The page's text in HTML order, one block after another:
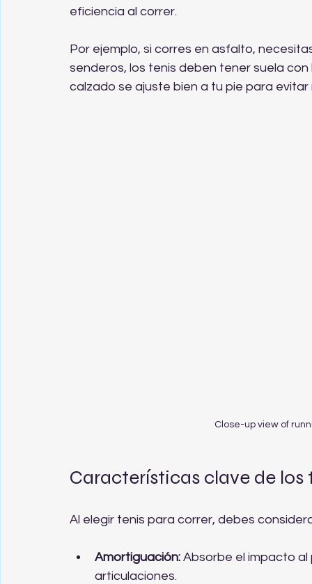
eficiencia al correr.
Por ejemplo, si corres en asfalto,
senderos, los tenis deben tener suela
calzado se ajuste bien a tu pie para evitar
Close-up view of
Características clave de
Al elegir tenis para correr, debes
Amortiguación: Absorbe el impacto
articulaciones.